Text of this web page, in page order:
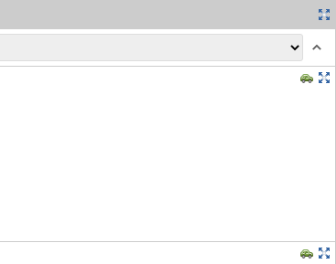
OpenStreetMap contributeurs